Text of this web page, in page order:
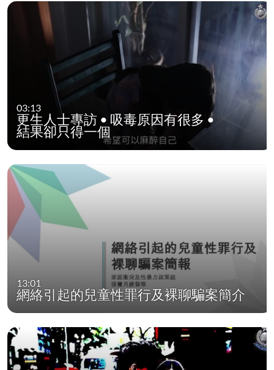
03:13
更生人士專訪 • 吸毒原因有很多 •
結果卻只得一個
13:01
網絡引起的兒童性罪行及裸聊騙案簡介